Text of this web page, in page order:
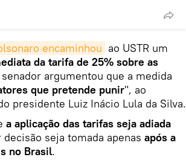
encaminhou ao USTR um
da tarifa de 25% sobre as
argumentou que a medida
que pretende punir", ao
presidente Luiz Inácio Lula da Silva.
a aplicação das tarifas seja adiada
seja tomada apenas após a
no Brasil.